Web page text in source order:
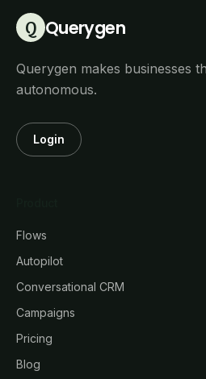
Q Querygen
Querygen makes businesses
autonomous.
Login
Flows
Autopilot
Conversational CRM
Campaigns
Pricing
Blog